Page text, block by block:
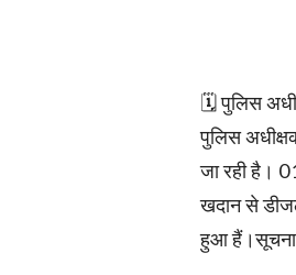
🗓️ पुलिस
पुलिस अधीक्षक
जा रही है।
खदान से
हुआ हैं।सूचना